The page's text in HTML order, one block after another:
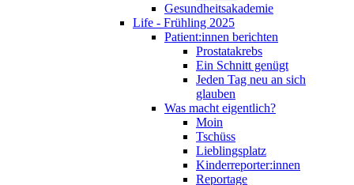
Gesundheitsakademie
Life - Frühling 2025
Patient:innen berichten
Prostatakrebs
Ein Schnitt genügt
Jeden Tag neu an sich
glauben
Was macht eigentlich?
Moin
Tschüss
Lieblingsplatz
Kinderreporter:innen
Reportage